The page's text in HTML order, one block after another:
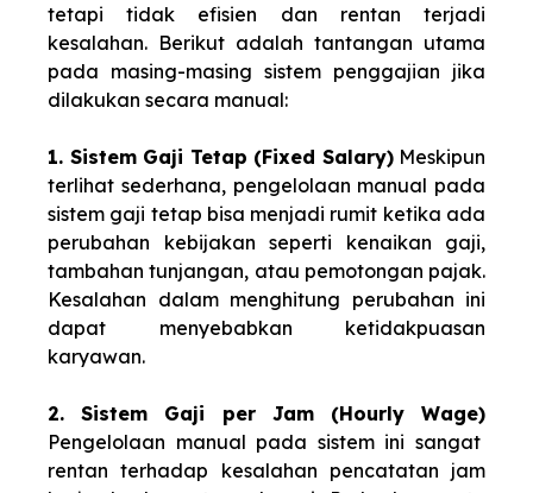
tetapi tidak efisien dan rentan terjadi
kesalahan. Berikut adalah tantangan utama
pada masing-masing sistem penggajian jika
dilakukan secara manual:
1. Sistem Gaji Tetap (Fixed Salary)Meskipun
terlihat sederhana, pengelolaan manual pada
sistem gaji tetap bisa menjadi rumit ketika ada
perubahan kebijakan seperti kenaikan gaji,
tambahan tunjangan, atau pemotongan pajak.
Kesalahan dalam menghitung perubahan ini
dapat menyebabkan ketidakpuasan
karyawan.
2. Sistem Gaji per Jam (Hourly Wage)
Pengelolaan manual pada sistem ini sangat
rentan terhadap kesalahan pencatatan jam